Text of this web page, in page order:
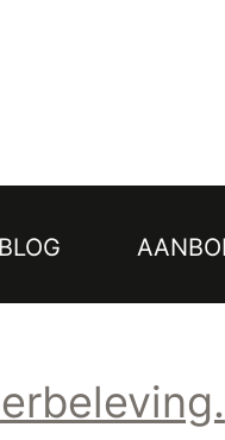
BLOG